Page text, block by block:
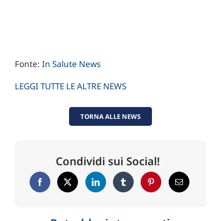
Fonte: In Salute News
LEGGI TUTTE LE ALTRE NEWS
TORNA ALLE NEWS
Condividi sui Social!